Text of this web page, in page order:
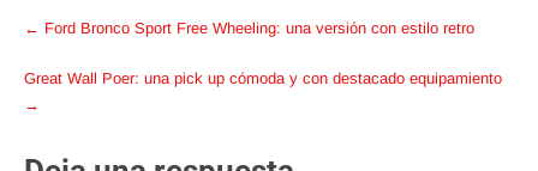
Post
← Ford Bronco Sport Free Wheeling: una versión con estilo retro
Great Wall Poer: una pick up cómoda y con destacado equipamiento
→